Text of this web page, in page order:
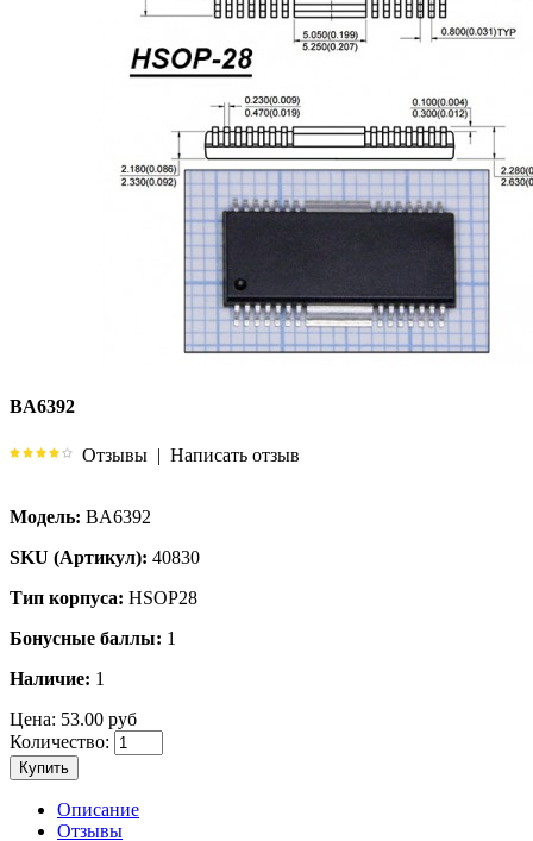
BA6392
Отзывы | Написать отзыв
Модель: BA6392
SKU (Артикул): 40830
Тип корпуса: HSOP28
Бонусные баллы: 1
Наличие: 1
Цена: 53.00 руб
Количество:
Купить
Описание
Отзывы